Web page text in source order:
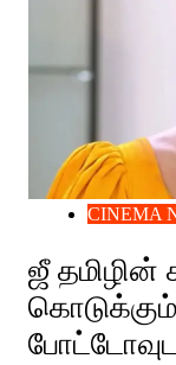
CINEMA
ஜீ தமிழின்